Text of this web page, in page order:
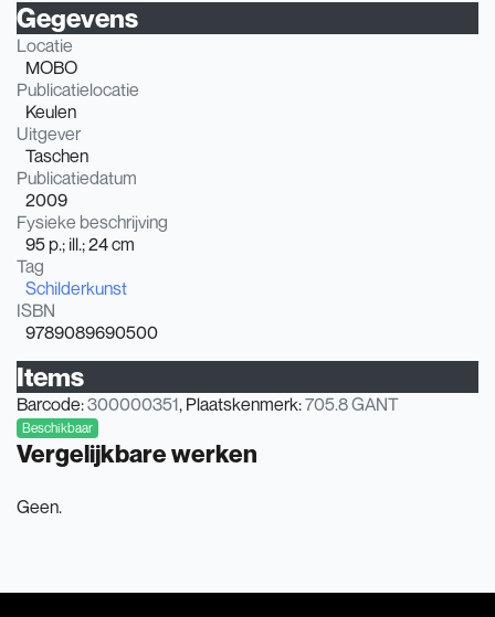
Gegevens
Locatie
MOBO
Publicatielocatie
Keulen
Uitgever
Taschen
Publicatiedatum
2009
Fysieke beschrijving
95 p.; ill.; 24 cm
Tag
Schilderkunst
ISBN
9789089690500
Items
Barcode:300000351, Plaatskenmerk:705.8 GANT
Beschikbaar
Vergelijkbare werken
Geen.